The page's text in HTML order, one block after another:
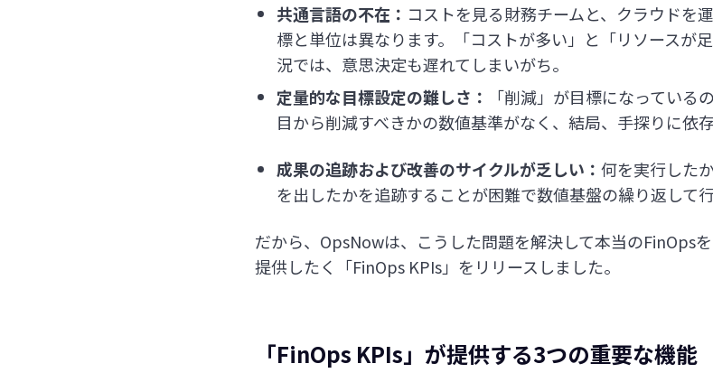
共通言語の不在： コストを見る財務チームと、クラウドを
標と単位は異なります。「コストが多い」と「リソースが
況では、意思決定も遅れてしまいがち。
定量的な目標設定の難しさ：
「削減」が目標になっている
目から削減すべきかの数値基準がなく、結局、手探りに依
成果の追跡および改善のサイクルが乏しい： 何を実行した
を出したかを追跡することが困難で数値基盤の繰り返して
だから、OpsNowは、こうした問題を解決して本当のFinOps
提供したく「FinOps KPIs」をリリースしました。
「FinOps KPIs」が提供する3つの重要な機能